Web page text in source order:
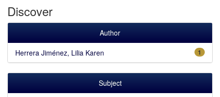
Discover
Author
1
Herrera Jiménez, Lilia Karen
Subject